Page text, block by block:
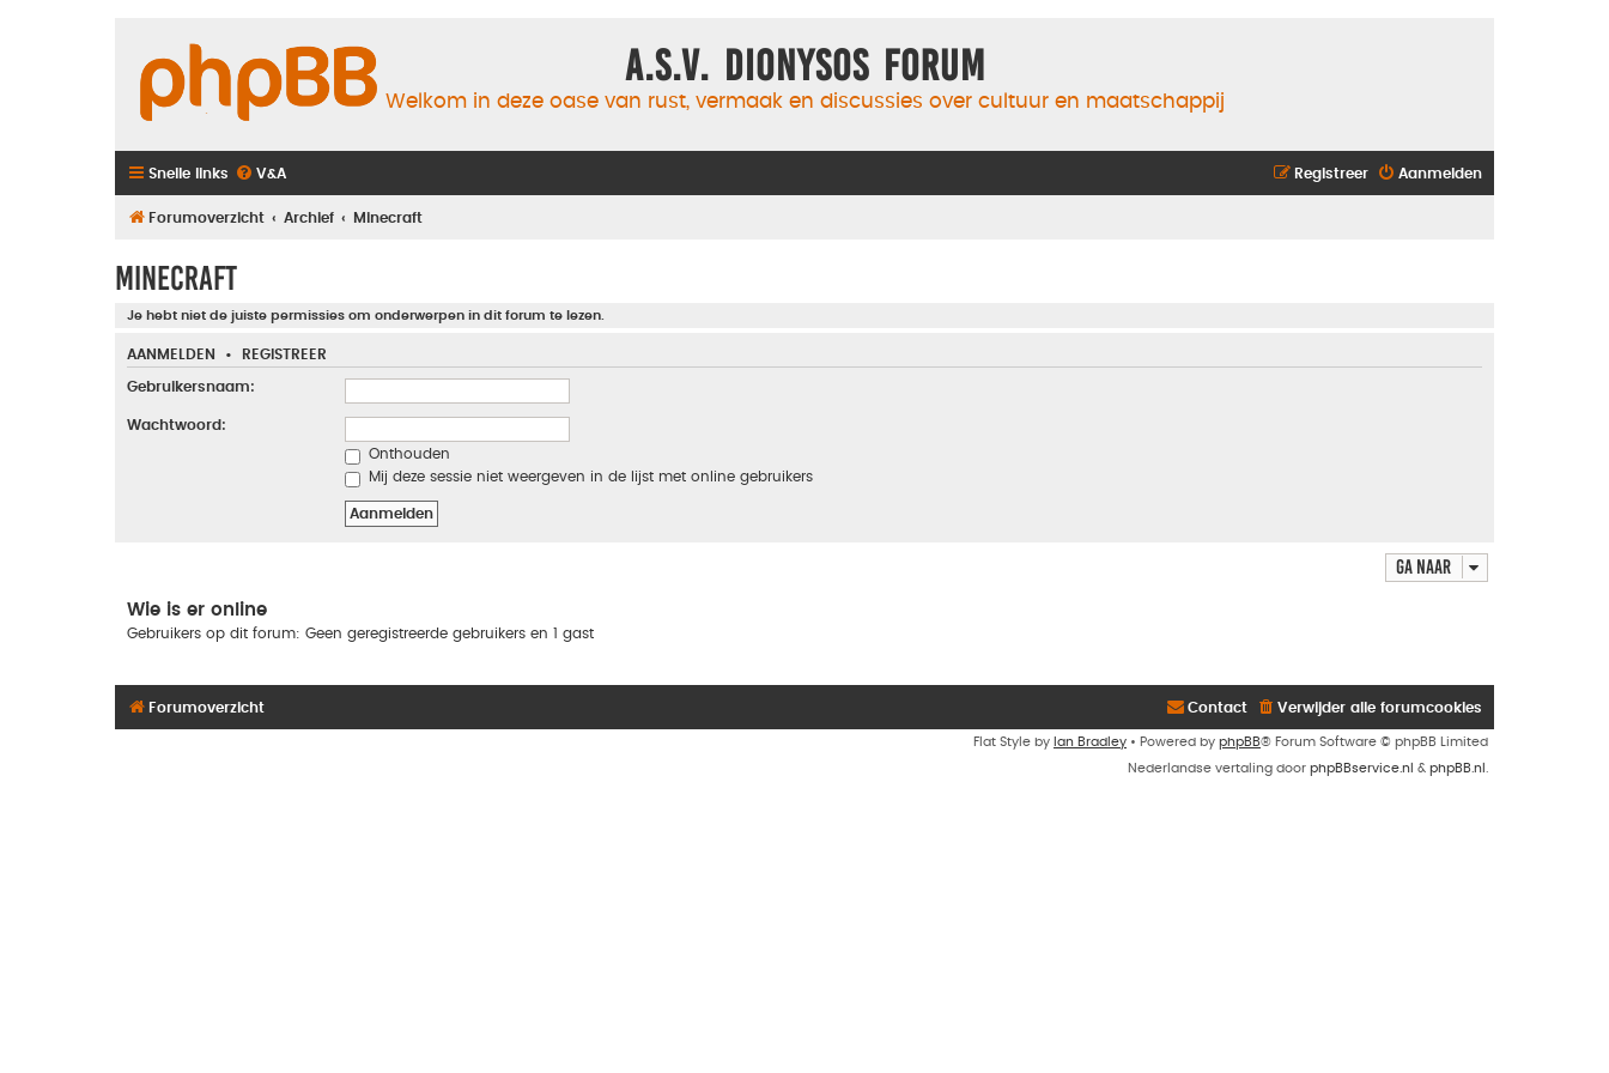
A.S.V. Dionysos Forum
Welkom in deze oase van rust, vermaak en discussies over cultuur en maatschappij
Snelle links V&A Aanmelden
Registreer
Forumoverzicht Archief Minecraft
Minecraft
Je hebt niet de juiste permissies om onderwerpen in dit forum te lezen.
AANMELDEN • REGISTREER
Gebruikersnaam:
Wachtwoord:
Onthouden
Mij deze sessie niet weergeven in de lijst met online gebruikers
Ga naar
Wie is er online
Gebruikers op dit forum: Geen geregistreerde gebruikers en 1 gast
Forumoverzicht Verwijder alle forumcookies
Contact
Flat Style by Ian Bradley • Powered by phpBB® Forum Software © phpBB Limited
Nederlandse vertaling door phpBBservice.nl & phpBB.nl